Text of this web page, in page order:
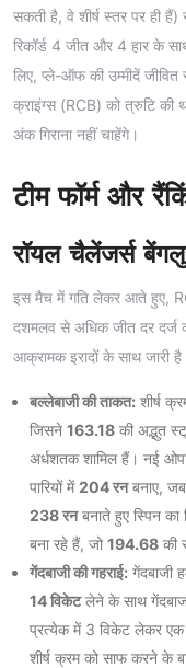
सकती है, वे शीर्ष स्तर पर ही
रिकॉर्ड 4 जीत और 4 हार के
लिए, प्ले-ऑफ की उम्मीदें
क्राइंग्स (RCB) को त्रुटि की
अंक गिराना नहीं चाहेंगे।
टीम फॉर्म और
रॉयल चैलेंजर्स
इस मैच में गति लेकर आते हुए,
दशमलव से अधिक जीत दर दर्ज
आक्रामक इरादों के साथ जारी
बल्लेबाजी की ताकत: शीर्ष
जिसने 163.18 की अद्भुत
अर्धशतक शामिल हैं। नई
पारियों में204 रनबनाए,
238 रनबनाते हुए स्पिन का
बना रहे हैं, जो 194.68 की
गेंदबाजी की गहराई: गेंदबाजी
14 विकेटलेने के साथ
प्रत्येक में 3 विकेट लेकर एक
शीर्ष क्रम को साफ करने के